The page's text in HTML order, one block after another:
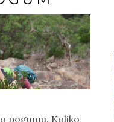
pogumu. Koliko